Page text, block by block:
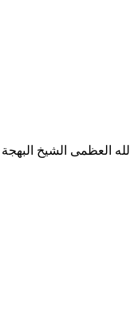
الشيخ